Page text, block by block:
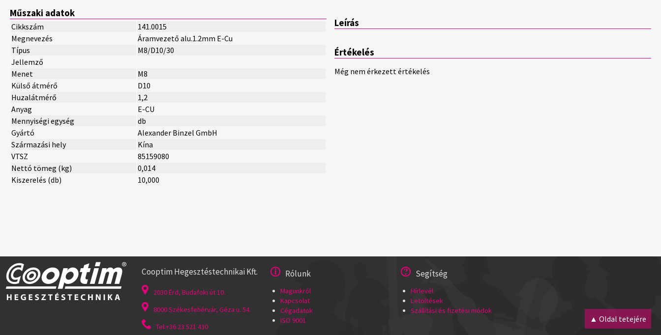
▲ Oldal tetejére
Műszaki adatok
Cikkszám
141.0015
Megnevezés
Áramvezető alu.1.2mm E-Cu
Típus
M8/D10/30
Jellemző
Menet
M8
Külső átmérő
D10
Huzalátmérő
1,2
Anyag
E-CU
Mennyiségi egység
db
Gyártó
Alexander Binzel GmbH
Származási hely
Kína
VTSZ
85159080
Nettó tömeg (kg)
0,014
Kiszerelés (db)
10,000
Leírás
Értékelés
Még nem érkezett értékelés
Cooptim Hegesztéstechnikai Kft.
2030 Érd, Budafoki út 10.
8000 Székesfehérvár, Géza u. 54.
Tel:+36 23 521 430
Rólunk
Magunkról
Kapcsolat
Cégadatok
ISO 9001
Segítség
Hírlevél
Letöltések
Szállítási és fizetési módok